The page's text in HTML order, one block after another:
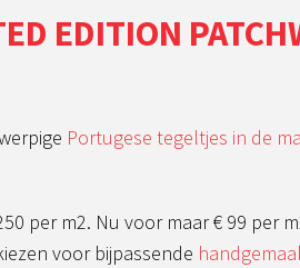
EDITION
Portugese tegeltjes in de
per m2. Nu voor maar € 99 per
voor bijpassende